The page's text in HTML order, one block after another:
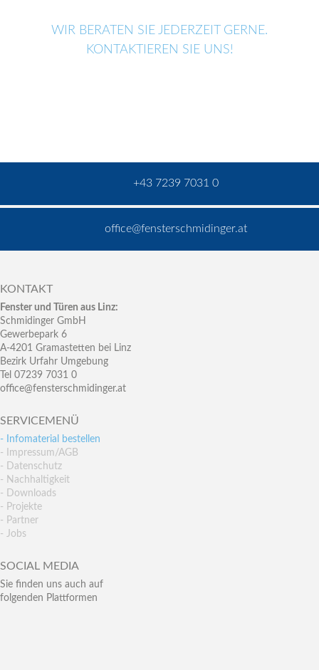
WIR BERATEN SIE JEDERZEIT GERNE.
KONTAKTIEREN SIE UNS!
+43 7239 7031 0
office@fensterschmidinger.at
KONTAKT
Fenster und Türen aus Linz:
Schmidinger GmbH
Gewerbepark 6
A-4201 Gramastetten bei Linz
Bezirk Urfahr Umgebung
Tel 07239 7031 0
office@fensterschmidinger.at
SERVICEMENÜ
- Infomaterial bestellen
- Impressum/AGB
- Datenschutz
- Nachhaltigkeit
- Downloads
- Projekte
- Partner
- Jobs
SOCIAL MEDIA
Sie finden uns auch auf
folgenden Plattformen